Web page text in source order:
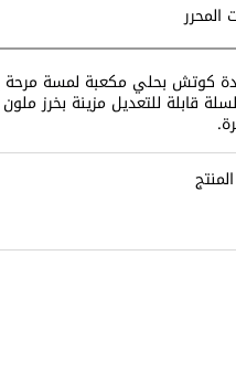
المحرر
كوتش بحلي مكعبة لمسة مرحة
قابلة للتعديل مزينة بخرز